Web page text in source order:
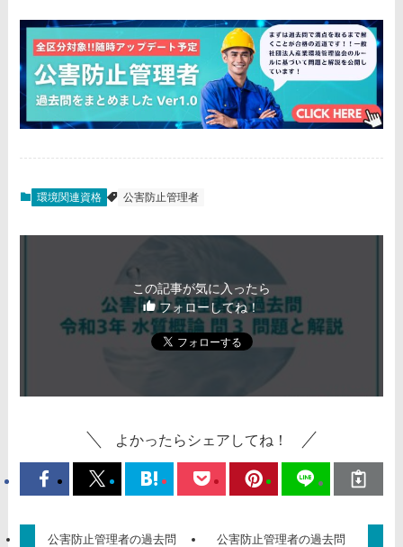
環境関連資格 公害防止管理者
この記事が気に入ったら
フォローしてね！
よかったらシェアしてね！
公害防止管理者の過去問
公害防止管理者の過去問